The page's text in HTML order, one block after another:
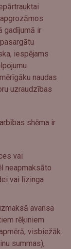
gadījumā ir
iespējams
naudas
uzraudzības
shēma ir
vai
neapmaksāto
vai līzinga
avansa
rēķiniem
visbiežāk
summas),